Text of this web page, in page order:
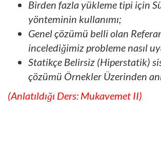
Birden fazla yükleme tipi için
yönteminin kullanımı;
Genel çözümü belli olan
incelediğimiz probleme nasıl
Statikçe Belirsiz (Hiperstatik)
çözümü Örnekler Üzerinden
(Anlatıldığı Ders: Mukavemet II)